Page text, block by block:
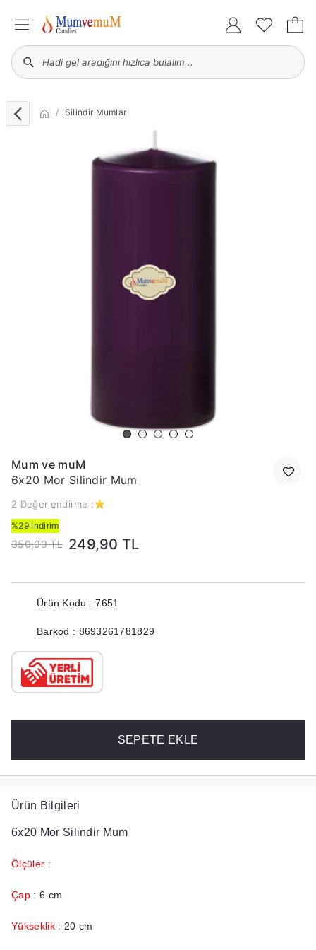
Silindir Mumlar
Mum ve muM
6x20 Mor Silindir Mum
2 Değerlendirme :
%29 İndirim
350,00 TL 249,90 TL
Ürün Kodu : 7651
Barkod : 8693261781829
SEPETE EKLE
Ürün Bilgileri
6x20 Mor Silindir Mum
Ölçüler :
Çap : 6 cm
Yükseklik : 20 cm